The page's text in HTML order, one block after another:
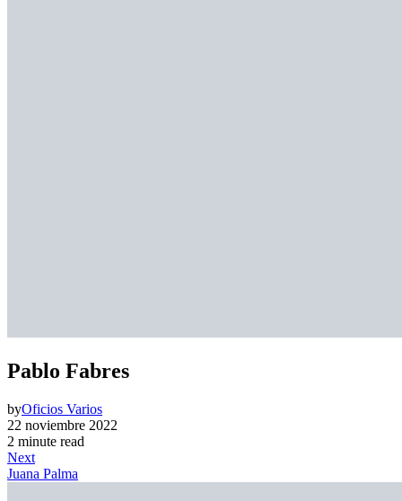
Pablo Fabres
byOficios Varios
22 noviembre 2022
2 minute read
Next
Juana Palma